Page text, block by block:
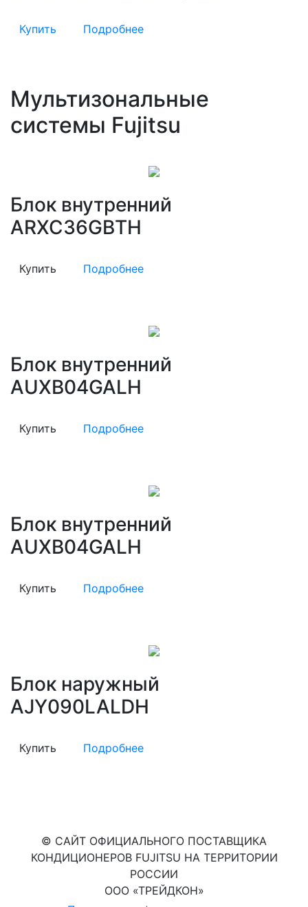
Купить Подробнее
Мультизональные
системы Fujitsu
Блок внутренний
ARXC36GBTH
Купить Подробнее
Блок внутренний
AUXB04GALH
Купить Подробнее
Блок внутренний
AUXB04GALH
Купить Подробнее
Блок наружный
AJY090LALDH
Купить Подробнее
© САЙТ ОФИЦИАЛЬНОГО ПОСТАВЩИКА
КОНДИЦИОНЕРОВ FUJITSU НА ТЕРРИТОРИИ
РОССИИ
ООО «ТРЕЙДКОН»